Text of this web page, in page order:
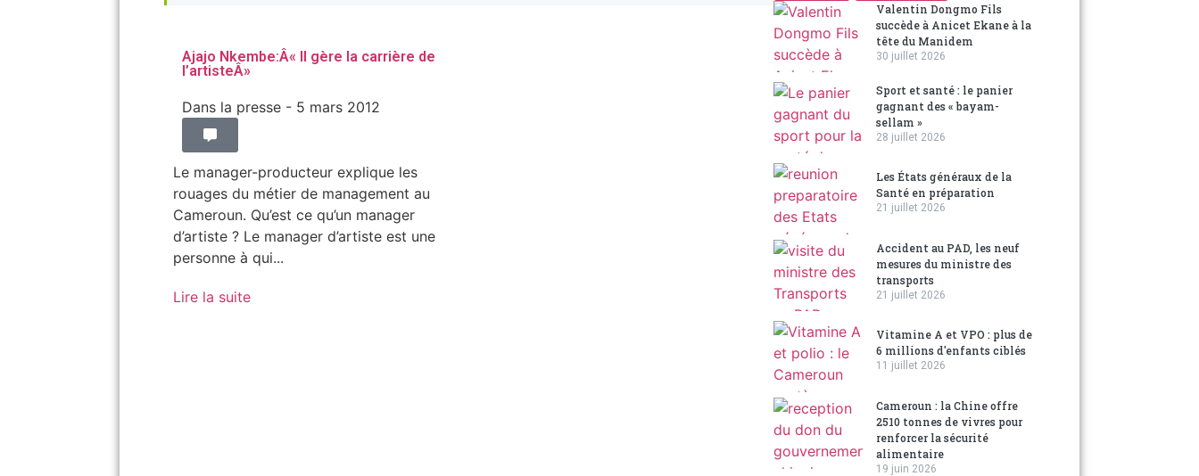
Ajajo Nkembe:Â« Il gère la carrière de
l’artisteÂ»
Dans la presse - 5 mars 2012
Le manager-producteur explique les
rouages du métier de management au
Cameroun. Qu’est ce qu’un manager
d’artiste ? Le manager d’artiste est une
personne à qui...
Lire la suite
Valentin Dongmo Fils
succède à Anicet Ekane à la
tête du Manidem
30 juillet 2026
Sport et santé : le panier
gagnant des « bayam-
sellam »
28 juillet 2026
Les États généraux de la
Santé en préparation
21 juillet 2026
Accident au PAD, les neuf
mesures du ministre des
transports
21 juillet 2026
Vitamine A et VPO : plus de
6 millions d'enfants ciblés
11 juillet 2026
Cameroun : la Chine offre
2510 tonnes de vivres pour
renforcer la sécurité
alimentaire
19 juin 2026